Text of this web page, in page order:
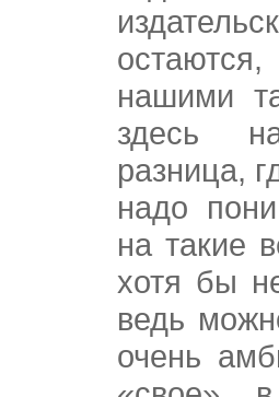
нашими
здесь
разница,
надо
на такие
хотя бы
ведь
очень